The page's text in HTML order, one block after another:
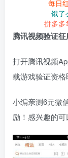
每日
饿了
拼多多
腾讯视频验证
打开腾讯视频
载游戏验证资
小编亲测6元微
励！感兴趣的可